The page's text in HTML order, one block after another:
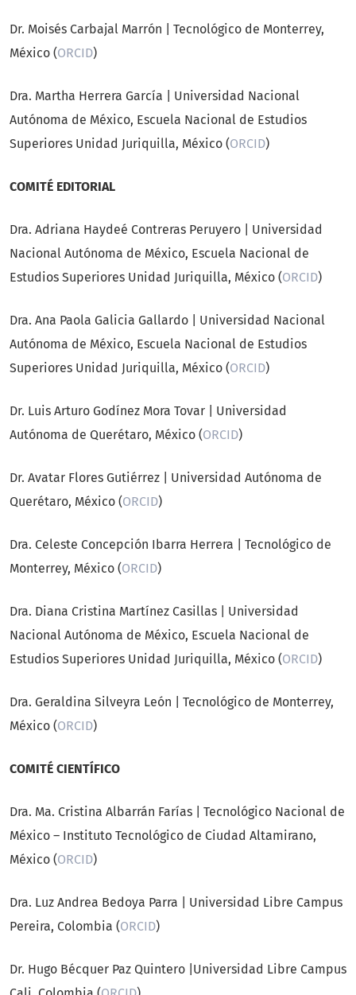
Dr. Moisés Carbajal Marrón | Tecnológico de Monterrey,
México (ORCID)
Dra. Martha Herrera García | Universidad Nacional
Autónoma de México, Escuela Nacional de Estudios
Superiores Unidad Juriquilla, México (ORCID)
COMITÉ EDITORIAL
Dra. Adriana Haydeé Contreras Peruyero | Universidad
Nacional Autónoma de México, Escuela Nacional de
Estudios Superiores Unidad Juriquilla, México (ORCID)
Dra. Ana Paola Galicia Gallardo | Universidad Nacional
Autónoma de México, Escuela Nacional de Estudios
Superiores Unidad Juriquilla, México (ORCID)
Dr. Luis Arturo Godínez Mora Tovar | Universidad
Autónoma de Querétaro, México (ORCID)
Dr. Avatar Flores Gutiérrez | Universidad Autónoma de
Querétaro, México (ORCID)
Dra. Celeste Concepción Ibarra Herrera | Tecnológico de
Monterrey, México (ORCID)
Dra. Diana Cristina Martínez Casillas | Universidad
Nacional Autónoma de México, Escuela Nacional de
Estudios Superiores Unidad Juriquilla, México (ORCID)
Dra. Geraldina Silveyra León | Tecnológico de Monterrey,
México (ORCID)
COMITÉ CIENTÍFICO
Dra. Ma. Cristina Albarrán Farías
Tecnológico Nacional de
México – Instituto Tecnológico de Ciudad Altamirano,
México (ORCID)
Dra. Luz Andrea Bedoya Parra
| Universidad Libre Campus
Pereira, Colombia (ORCID)
Dr. Hugo Bécquer Paz Quintero |Universidad Libre Campus